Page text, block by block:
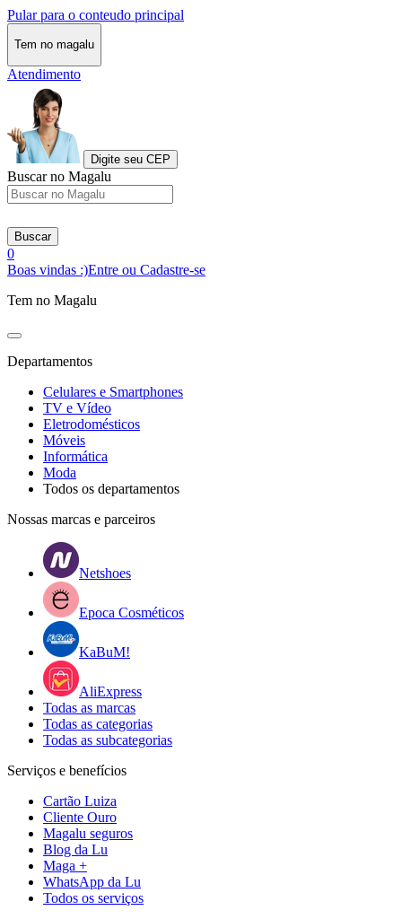
Pular para o conteudo principal
Tem no magalu
Atendimento
Digite seu CEP
Buscar no Magalu
Buscar
0
Boas vindas :)Entre ou Cadastre-se
Tem no Magalu
Departamentos
Celulares e Smartphones
TV e Vídeo
Eletrodomésticos
Móveis
Informática
Moda
Todos os departamentos
Nossas marcas e parceiros
Netshoes
Epoca Cosméticos
KaBuM!
AliExpress
Todas as marcas
Todas as categorias
Todas as subcategorias
Serviços e benefícios
Cartão Luiza
Cliente Ouro
Magalu seguros
Blog da Lu
Maga +
WhatsApp da Lu
Todos os serviços